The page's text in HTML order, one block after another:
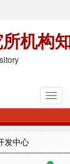
机构
发中心